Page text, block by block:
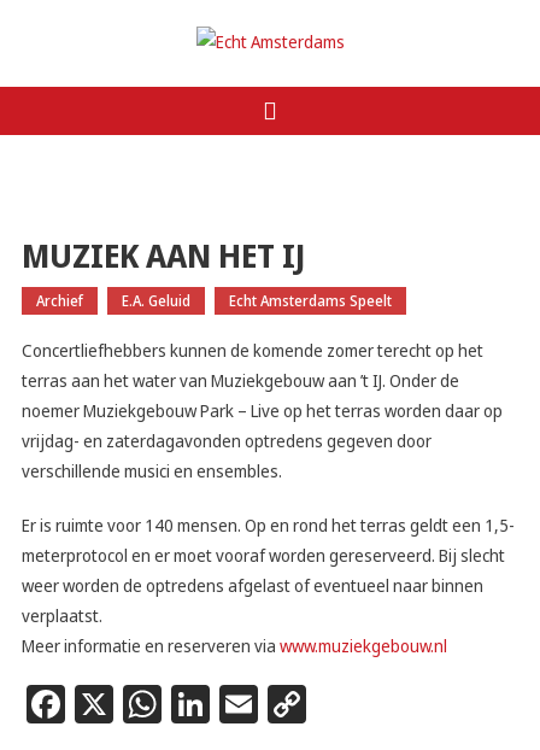
Echt Amsterdams
MUZIEK AAN HET IJ
Archief E.A. Geluid Echt Amsterdams Speelt
Concertliefhebbers kunnen de komende zomer terecht op het
terras aan het water van Muziekgebouw aan ’t IJ. Onder de
noemer Muziekgebouw Park – Live op het terras worden daar op
vrijdag- en zaterdagavonden optredens gegeven door
verschillende musici en ensembles.
Er is ruimte voor 140 mensen. Op en rond het terras geldt een 1,5-
meterprotocol en er moet vooraf worden gereserveerd. Bij slecht
weer worden de optredens afgelast of eventueel naar binnen
verplaatst.
Meer informatie en reserveren via www.muziekgebouw.nl
Facebook
X WhatsApp
LinkedIn
EmailCopy